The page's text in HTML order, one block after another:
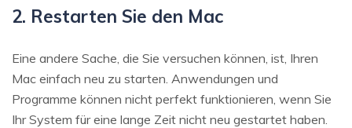
2. Restarten Sie den Mac
Eine andere Sache, die Sie versuchen können, ist, Ihren
Mac einfach neu zu starten. Anwendungen und
Programme können nicht perfekt funktionieren, wenn Sie
Ihr System für eine lange Zeit nicht neu gestartet haben.